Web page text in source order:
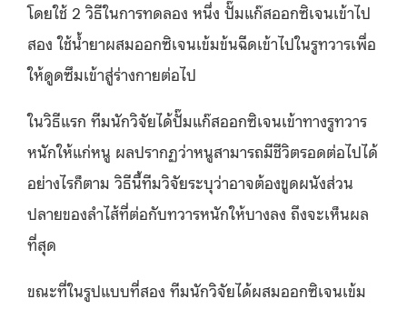
โดยใช้ 2 วิธีในการทดลอง หนึ่ง ปั๊มแก๊สออกซิเจนเข้าไป
สอง ใช้น้ำยาผสมออกซิเจนเข้มข้นฉีดเข้าไปในรูทวารเพื่อ
ให้ดูดซึมเข้าสู่ร่างกายต่อไป
ในวิธีแรก ทีมนักวิจัยได้ปั๊มแก๊สออกซิเจนเข้าทางรูทวาร
หนักให้แก่หนู ผลปรากฏว่าหนูสามารถมีชีวิตรอดต่อไปได้
อย่างไรก็ตาม วิธีนี้ทีมวิจัยระบุว่าอาจต้องขูดผนังส่วน
ปลายของลำไส้ที่ต่อกับทวารหนักให้บางลง ถึงจะเห็นผล
ที่สุด
ขณะที่ในรูปแบบที่สอง ทีมนักวิจัยได้ผสมออกซิเจนเข้ม